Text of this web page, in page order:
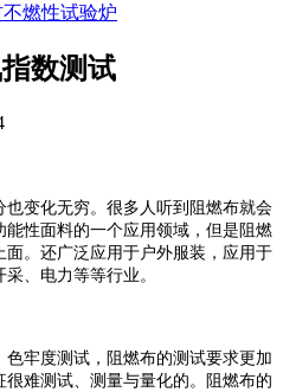
燃性试验炉
数测试
也变化无穷。很多人听到阻燃布就会
性面料的一个应用领域，但是阻燃
。还广泛应用于户外服装，应用于
、电力等等行业。
牢度测试，阻燃布的测试要求更加
难测试、测量与量化的。阻燃布的